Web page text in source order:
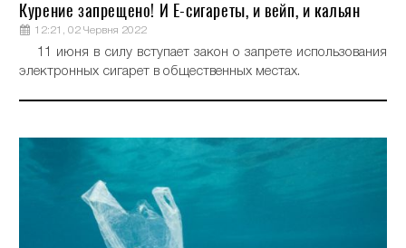
Курение запрещено! И Е-сигареты, и вейп, и кальян
12:21, 02 Червня 2022
11 июня в силу вступает закон о запрете использования
электронных сигарет в общественных местах.